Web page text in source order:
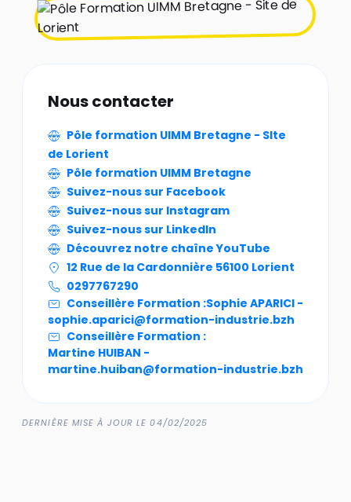
Nous contacter
Pôle formation UIMM Bretagne - SIte
de Lorient
Pôle formation UIMM Bretagne
Suivez-nous sur Facebook
Suivez-nous sur Instagram
Suivez-nous sur LinkedIn
Découvrez notre chaîne YouTube
12 Rue de la Cardonnière 56100 Lorient
0297767290
Conseillère Formation :Sophie APARICI -
sophie.aparici@formation-industrie.bzh
Conseillère Formation :
Martine HUIBAN -
martine.huiban@formation-industrie.bzh
DERNIÈRE MISE À JOUR LE 04/02/2025